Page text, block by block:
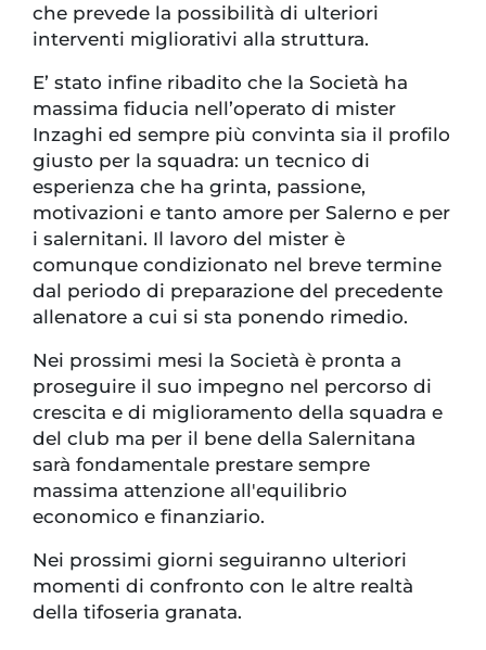
che prevede la possibilità di ulteriori
interventi migliorativi alla struttura.
E’ stato infine ribadito che la Società ha
massima fiducia nell’operato di mister
Inzaghi ed sempre più convinta sia il profilo
giusto per la squadra: un tecnico di
esperienza che ha grinta, passione,
motivazioni e tanto amore per Salerno e per
i salernitani. Il lavoro del mister è
comunque condizionato nel breve termine
dal periodo di preparazione del precedente
allenatore a cui si sta ponendo rimedio.
Nei prossimi mesi la Società è pronta a
proseguire il suo impegno nel percorso di
crescita e di miglioramento della squadra e
del club ma per il bene della Salernitana
sarà fondamentale prestare sempre
massima attenzione all'equilibrio
economico e finanziario.
Nei prossimi giorni seguiranno ulteriori
momenti di confronto con le altre realtà
della tifoseria granata.